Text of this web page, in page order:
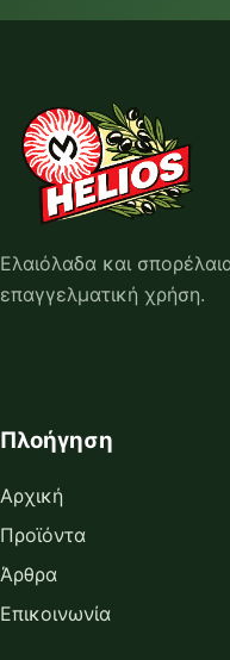
Ελαιόλαδα και
επαγγελματική χρήση.
Πλοήγηση
Αρχική
Προϊόντα
Άρθρα
Επικοινωνία